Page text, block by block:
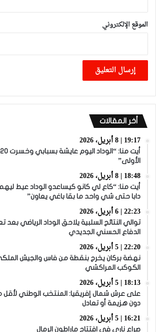
الموقع الإلكتروني
أخر المقالات
19:17 | 8 أبريل، 2026
الأولى”
18:48 | 8 أبريل، 2026
أيت منا: “كاع لي كانو كيساعدو الوداد عيط
دابا حتى شي واحد ما بقا باغي يعاون”
22:23 | 6 أبريل، 2026
توالي النتائج السلبية يلاحق الوداد الرياضي بعد
الدفاع الحسني الجديدي
22:20 | 5 أبريل، 2026
نهضة بركان يخرج بنقطة من فاس والجيش
الكوكب المراكشي
18:13 | 5 أبريل، 2026
دون هزيمة أو تعادل
16:21 | 5 أبريل، 2026
صراع ناري في افتتاح ماراطون الرمال